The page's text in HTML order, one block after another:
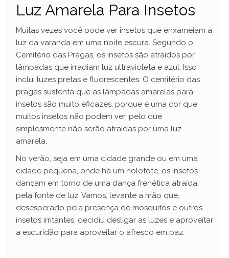
Luz Amarela Para Insetos
Muitas vezes você pode ver insetos que enxameiam a
luz da varanda em uma noite escura. Segundo o
Cemitério das Pragas, os insetos são atraídos por
lâmpadas que irradiam luz ultravioleta e azul. Isso
inclui luzes pretas e fluorescentes. O cemitério das
pragas sustenta que as lâmpadas amarelas para
insetos são muito eficazes, porque é uma cor que
muitos insetos não podem ver, pelo que
simplesmente não serão atraídas por uma luz
amarela.
No verão, seja em uma cidade grande ou em uma
cidade pequena, onde há um holofote, os insetos
dançam em torno de uma dança frenética atraída
pela fonte de luz. Vamos, levante a mão que,
desesperado pela presença de mosquitos e outros
insetos irritantes, decidiu desligar as luzes e aproveitar
a escuridão para aproveitar o afresco em paz.